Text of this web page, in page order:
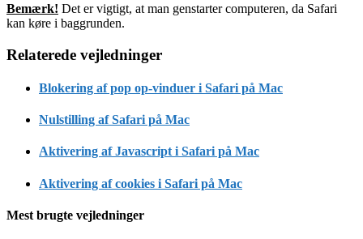
Bemærk! Det er vigtigt, at man genstarter computeren, da Safari
kan køre i baggrunden.
Relaterede vejledninger
Blokering af pop op-vinduer i Safari på Mac
Nulstilling af Safari på Mac
Aktivering af Javascript i Safari på Mac
Aktivering af cookies i Safari på Mac
Mest brugte vejledninger